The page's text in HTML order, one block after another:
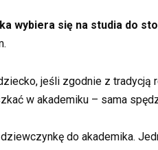
wybiera się na studia do
jeśli zgodnie z
w akademiku – sama
dziewczynkę do akademika.